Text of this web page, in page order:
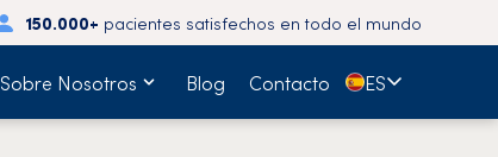
150.000+ pacientes satisfechos en todo el mundo
Sobre Nosotros Blog Contacto 🇪🇸ES